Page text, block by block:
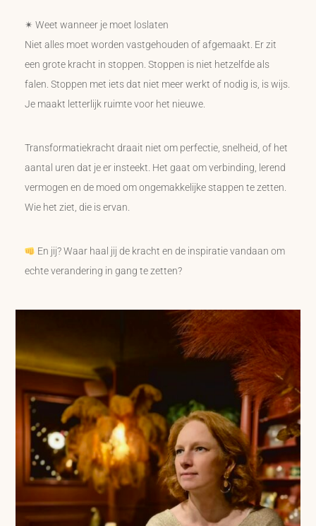
✴ Weet wanneer je moet loslaten
Niet alles moet worden vastgehouden of afgemaakt. Er zit
een grote kracht in stoppen. Stoppen is niet hetzelfde als
falen. Stoppen met iets dat niet meer werkt of nodig is, is wijs.
Je maakt letterlijk ruimte voor het nieuwe.
Transformatiekracht draait niet om perfectie, snelheid, of het
aantal uren dat je er insteekt. Het gaat om verbinding, lerend
vermogen en de moed om ongemakkelijke stappen te zetten.
Wie het ziet, die is ervan.
En jij? Waar haal jij de kracht en de inspiratie vandaan om
echte verandering in gang te zetten?